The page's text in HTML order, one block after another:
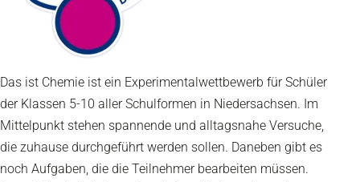
Das ist Chemie ist ein Experimentalwettbewerb für Schüler
der Klassen 5-10 aller Schulformen in Niedersachsen. Im
Mittelpunkt stehen spannende und alltagsnahe Versuche,
die zuhause durchgeführt werden sollen. Daneben gibt es
noch Aufgaben, die die Teilnehmer bearbeiten müssen.